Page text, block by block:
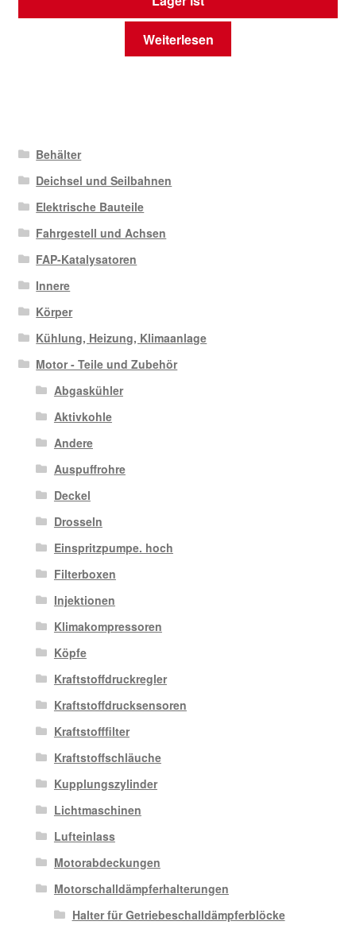
Weiterlesen
Behälter
Deichsel und Seilbahnen
Elektrische Bauteile
Fahrgestell und Achsen
FAP-Katalysatoren
Innere
Körper
Kühlung, Heizung, Klimaanlage
Motor - Teile und Zubehör
Abgaskühler
Aktivkohle
Andere
Auspuffrohre
Deckel
Drosseln
Einspritzpumpe. hoch
Filterboxen
Injektionen
Klimakompressoren
Köpfe
Kraftstoffdruckregler
Kraftstoffdrucksensoren
Kraftstofffilter
Kraftstoffschläuche
Kupplungszylinder
Lichtmaschinen
Lufteinlass
Motorabdeckungen
Motorschalldämpferhalterungen
Halter für Getriebeschalldämpferblöcke